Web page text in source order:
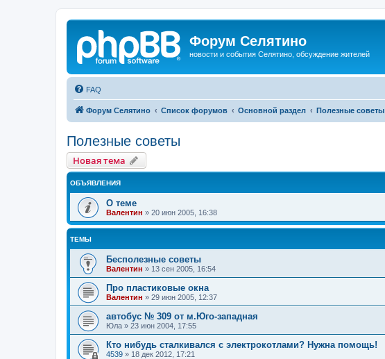
Форум Селятино
новости и события Селятино, обсуждение жителей
FAQ
Форум Селятино Список форумов Основной раздел Полезные советы
Полезные советы
Новая тема
ОБЪЯВЛЕНИЯ
О теме
Валентин » 20 июн 2005, 16:38
ТЕМЫ
Бесполезные советы
Валентин » 13 сен 2005, 16:54
Про пластиковые окна
Валентин » 29 июн 2005, 12:37
автобус № 309 от м.Юго-западная
Юла » 23 июн 2004, 17:55
Кто нибудь сталкивался с электрокотлами? Нужна помощь!
4539 » 18 дек 2012, 17:21